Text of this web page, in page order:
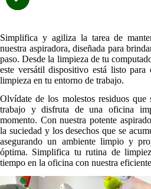
Simplifica y agiliza la tarea de
nuestra aspiradora, diseñada para
paso. Desde la limpieza de tu
este versátil dispositivo está listo para
limpieza en tu entorno de trabajo.
Olvídate de los molestos residuos que
trabajo y disfruta de una oficina
momento. Con nuestra potente
la suciedad y los desechos que se
asegurando un ambiente limpio y
óptima. Simplifica tu rutina de
tiempo en la oficina con nuestra